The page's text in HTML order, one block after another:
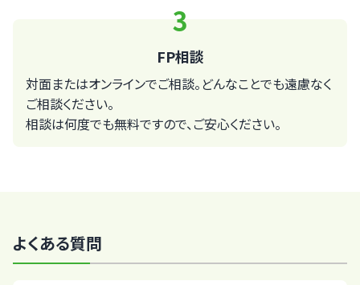
3
FP相談
対面またはオンラインでご相談。どんなことでも遠慮なく
ご相談ください。
相談は何度でも無料ですので、ご安心ください。
よくある質問